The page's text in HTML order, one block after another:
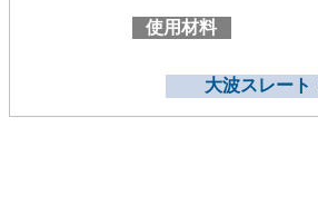
使用材料
大波スレート